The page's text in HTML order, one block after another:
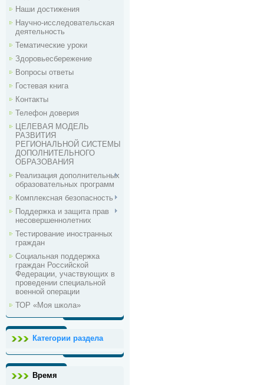
Наши достижения
Научно-исследовательская
деятельность
Тематические уроки
Здоровьесбережение
Вопросы ответы
Гостевая книга
Контакты
Телефон доверия
ЦЕЛЕВАЯ МОДЕЛЬ
РАЗВИТИЯ
РЕГИОНАЛЬНОЙ СИСТЕМЫ
ДОПОЛНИТЕЛЬНОГО
ОБРАЗОВАНИЯ
Реализация дополнительных
образовательных программ
Комплексная безопасность
Поддержка и защита прав
несовершеннолетних
Тестирование иностранных
граждан
Социальная поддержка
граждан Российской
Федерации, участвующих в
проведении специальной
военной операции
ТОР «Моя школа»
Категории раздела
Время